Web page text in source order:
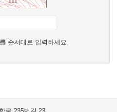
순서대로 입력하세요.